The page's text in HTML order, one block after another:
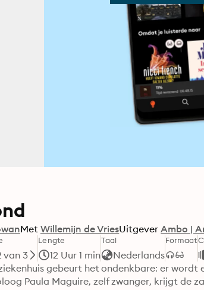
Met Willemijn de VriesUitgever Ambo |
van 3
Lengte
12 Uur 1 min
Taal
Nederlands
Formaat
gebeurt het ondenkbare: er wordt
Paula Maguire, zelf zwanger, krijgt de